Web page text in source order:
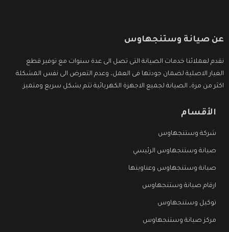
عن صيانة وستنجهاوس
نقدم لعملائنا خدمات الصيانة التى تصل الى عدة سنوات مع توفير قطع
الغيار الاصلية لضمان جودتها فى العمل، وعدم التعرض الى نفس المشكلة
اكثر من مرة، الصيانة لجميع الاجهزة الكهربائية تتم بشكل سريع ومتميز.
الأقسام
شركة وستنجهاوس
صيانة وستنجهاوس الرئيسي
صيانة وستنجهاوس وعناوينها
ارقام صيانة وستنجهاوس
توكيل وستنجهاوس
مركز صيانة وستنجهاوس